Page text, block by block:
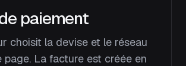
paiement
choisit la devise et le réseau
page. La facture est créée en